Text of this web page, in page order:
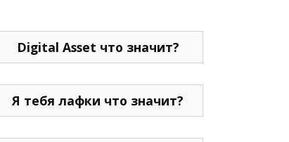
Digital Asset что значит?
Я тебя лафки что значит?